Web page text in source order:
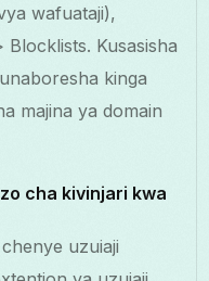
wafuataji),
Kusasisha
kinga
majina ya domain
cha kivinjari kwa
uzuiaji